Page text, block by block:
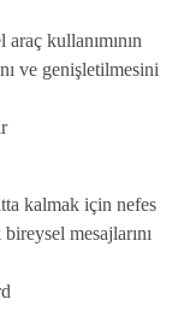
kullanımının
ve genişletilmesini
kalmak için nefes
mesajlarını